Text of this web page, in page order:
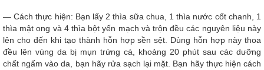
— Cách thực hiện: Bạn lấy 2 thìa sữa chua, 1 thìa nước cốt chanh, 1
thìa mật ong và 4 thìa bột yến mạch và trộn đều các nguyên liệu này
lên cho đến khi tạo thành hỗn hợp sền sệt. Dùng hỗn hợp này thoa
đều lên vùng da bị mụn trứng cá, khoảng 20 phút sau các dưỡng
chất ngấm vào da, bạn hãy rửa sạch lại mặt. Bạn hãy thực hiện cách